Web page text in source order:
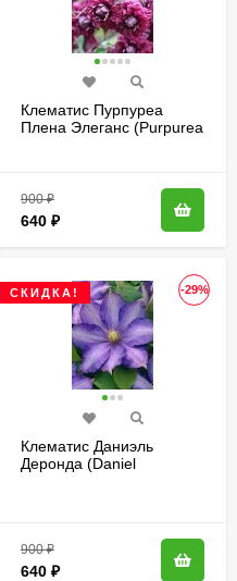
Клематис Пурпуреа
Плена Элеганс (Purpurea
900₽
640 ₽
-29%
СКИДКА!
Клематис Даниэль
Деронда (Daniel
900₽
640 ₽